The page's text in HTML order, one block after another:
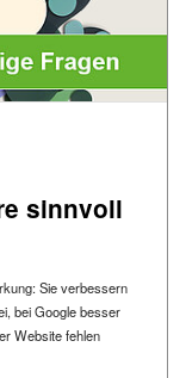
sinnvoll
Sie verbessern
bei Google besser
Website fehlen